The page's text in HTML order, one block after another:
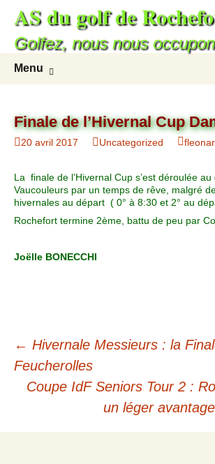
AS du golf de
Golfez, nous nous
Menu
Finale de l’Hivernal Cup
20 avril 2017 Uncategorized
La finale de l’Hivernal Cup s’est déroulée au
Vaucouleurs par un temps de rêve, malgré
hivernales au départ ( 0° à 8:30 et 2° au
Rochefort termine 2ème, battu de peu par
Joëlle BONECCHI
← Hivernale Messieurs : la
Feucherolles
Coupe IdF Seniors Tour 2 :
un léger